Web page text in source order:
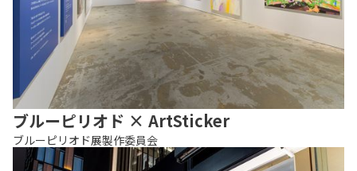
ブルーピリオド × ArtSticker
ブルーピリオド展製作委員会